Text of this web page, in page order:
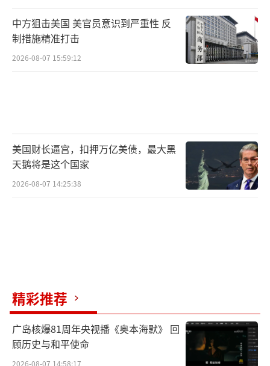
中方狙击美国 美官员意识到严重性 反
制措施精准打击
2026-08-07 15:59:12
美国财长逼宫，扣押万亿美债，最大黑
天鹅将是这个国家
2026-08-07 14:25:38
精彩推荐
广岛核爆81周年央视播《奥本海默》 回
顾历史与和平使命
2026-08-07 14:58:17